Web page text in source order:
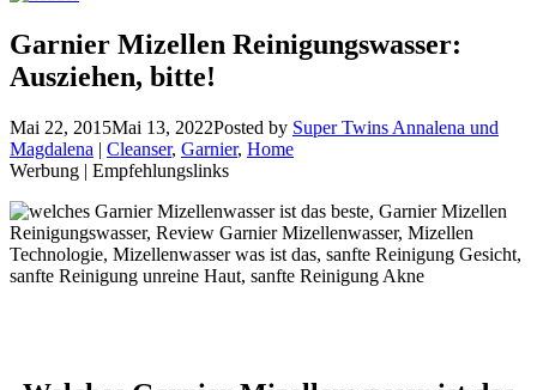
Garnier Mizellen Reinigungswasser:
Ausziehen, bitte!
Mai 22, 2015Mai 13, 2022Posted by Super Twins Annalena und
Magdalena | Cleanser, Garnier, Home
Werbung | Empfehlungslinks